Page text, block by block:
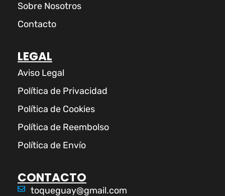
Sobre Nosotros
Contacto
LEGAL
Aviso Legal
Política de Privacidad
Política de Cookies
Política de Reembolso
Política de Envío
CONTACTO
toqueguay@gmail.com